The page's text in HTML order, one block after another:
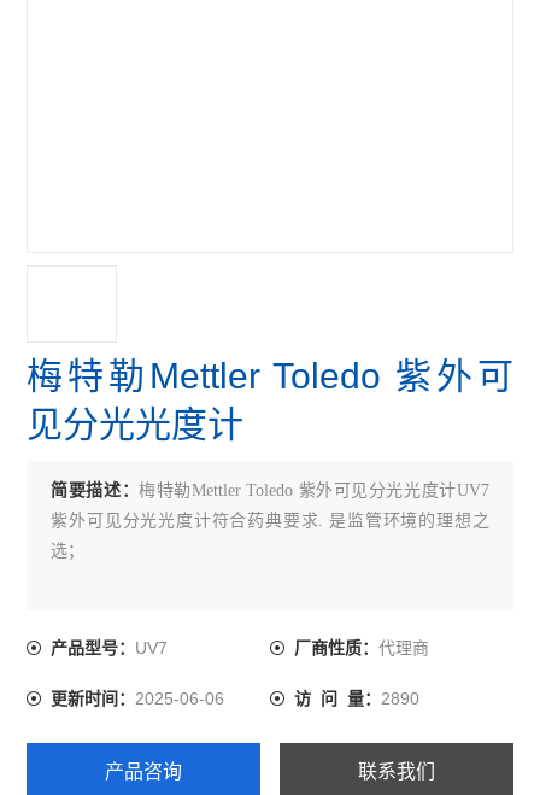
梅特勒Mettler Toledo 紫外可
见分光光度计
简要描述：梅特勒Mettler Toledo 紫外可见分光光度计UV7
紫外可见分光光度计符合药典要求. 是监管环境的理想之
选；
产品型号： UV7 厂商性质： 代理商
更新时间：2025-06-06 访 问 量： 2890
产品咨询 联系我们